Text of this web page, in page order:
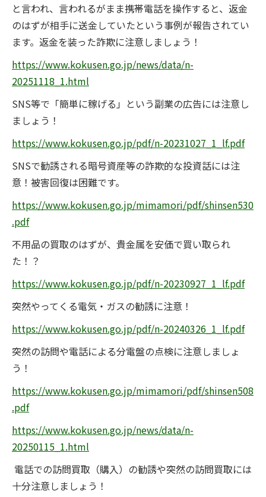
と言われ、言われるがまま携帯電話を操作すると、返金
のはずが相手に送金していたという事例が報告されてい
ます。返金を装った詐欺に注意しましょう！
https://www.kokusen.go.jp/news/data/n-
20251118_1.html
SNS等で「簡単に稼げる」という副業の広告には注意し
ましょう！
https://www.kokusen.go.jp/pdf/n-20231027_1_lf.pdf
SNSで勧誘される暗号資産等の詐欺的な投資話には注
意！被害回復は困難です。
https://www.kokusen.go.jp/mimamori/pdf/shinsen530
.pdf
不用品の買取のはずが、貴金属を安価で買い取られ
た！？
https://www.kokusen.go.jp/pdf/n-20230927_1_lf.pdf
突然やってくる電気・ガスの勧誘に注意！
https://www.kokusen.go.jp/pdf/n-20240326_1_lf.pdf
突然の訪問や電話による分電盤の点検に注意しましょ
う！
https://www.kokusen.go.jp/mimamori/pdf/shinsen508
.pdf
https://www.kokusen.go.jp/news/data/n-
20250115_1.html
電話での訪問買取（購入）の勧誘や突然の訪問買取には
十分注意しましょう！